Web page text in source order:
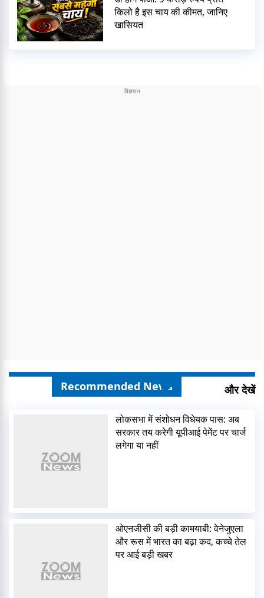
किलो है इस चाय की कीमत, जानिए
खासियत
Recommended News और देखें
लोकसभा में संशोधन विधेयक पास: अब
सरकार तय करेगी यूपीआई पेमेंट पर चार्ज
लगेगा या नहीं
ओएनजीसी की बड़ी कामयाबी: वेनेजुएला
और रूस में भारत का बढ़ा कद, कच्चे तेल
पर आई बड़ी खबर